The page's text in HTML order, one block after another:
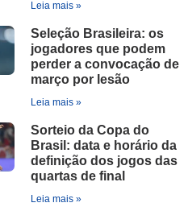
Leia mais »
Seleção Brasileira: os
jogadores que podem
perder a convocação de
março por lesão
Leia mais »
Sorteio da Copa do
Brasil: data e horário da
definição dos jogos das
quartas de final
Leia mais »